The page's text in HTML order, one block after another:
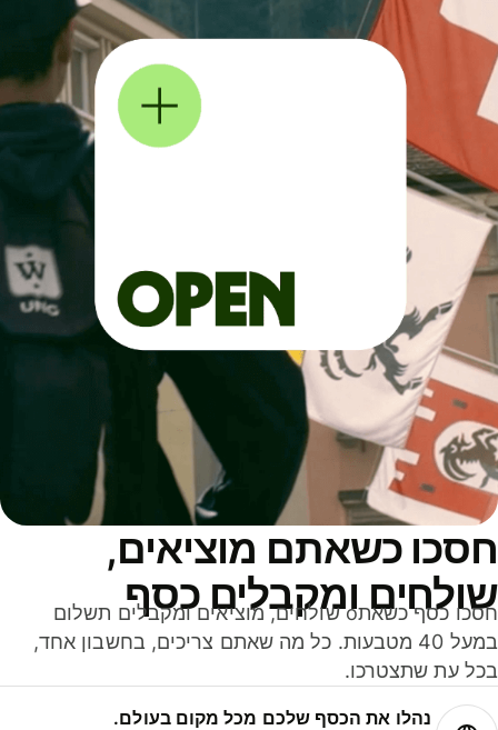
כשאתם מוציאים,
ומקבלים כסף
חסכו כסף כשאתo שולחים, מוציאים ומקבלים תשלום
במעל 40 מטבעות. כל מה שאתם צריכים, בחשבון אחד,
עת שתצטרכו.
נהלו את הכסף שלכם מכל מקום בעולם.